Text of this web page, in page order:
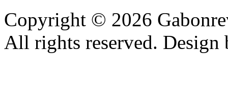
Copyright © 2026
All rights reserved.